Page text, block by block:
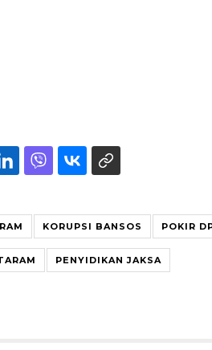
KORUPSI BANSOS POKIR
PENYIDIKAN JAKSA